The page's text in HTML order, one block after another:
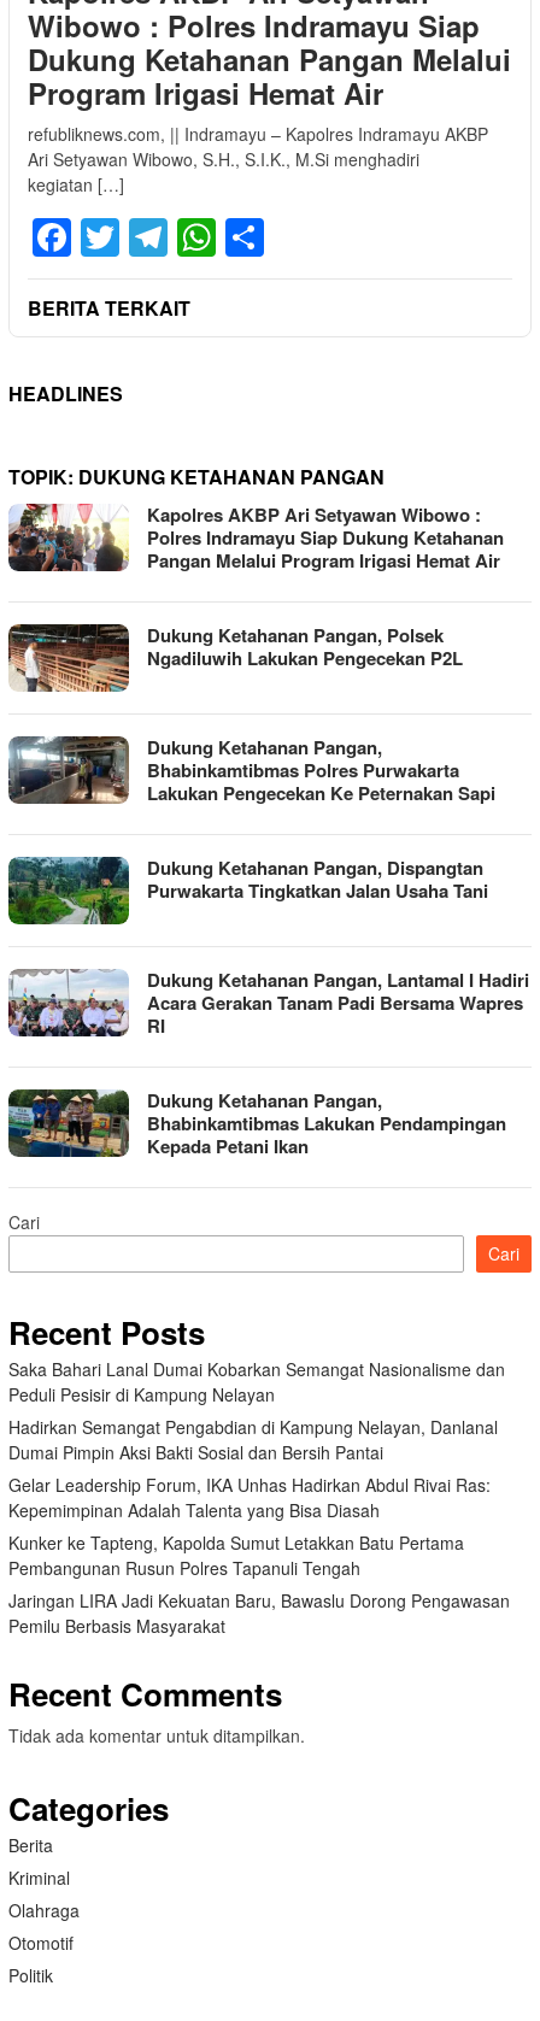
Wibowo : Polres Indramayu Siap
Dukung Ketahanan Pangan Melalui
Program Irigasi Hemat Air
refubliknews.com, || Indramayu – Kapolres Indramayu AKBP
Ari Setyawan Wibowo, S.H., S.I.K., M.Si menghadiri
kegiatan […]
Facebook
Twitter
Telegram
WhatsApp
BERITA TERKAIT
HEADLINES
TOPIK: DUKUNG KETAHANAN PANGAN
Kapolres AKBP Ari Setyawan Wibowo :
Polres Indramayu Siap Dukung Ketahanan
Pangan Melalui Program Irigasi Hemat Air
Dukung Ketahanan Pangan, Polsek
Ngadiluwih Lakukan Pengecekan P2L
Dukung Ketahanan Pangan,
Bhabinkamtibmas Polres Purwakarta
Lakukan Pengecekan Ke Peternakan Sapi
Dukung Ketahanan Pangan, Dispangtan
Purwakarta Tingkatkan Jalan Usaha Tani
Dukung Ketahanan Pangan, Lantamal I Hadiri
Acara Gerakan Tanam Padi Bersama Wapres
RI
Dukung Ketahanan Pangan,
Bhabinkamtibmas Lakukan Pendampingan
Kepada Petani Ikan
Cari
Cari
Recent Posts
Saka Bahari Lanal Dumai Kobarkan Semangat Nasionalisme dan
Peduli Pesisir di Kampung Nelayan
Hadirkan Semangat Pengabdian di Kampung Nelayan, Danlanal
Dumai Pimpin Aksi Bakti Sosial dan Bersih Pantai
Gelar Leadership Forum, IKA Unhas Hadirkan Abdul Rivai Ras:
Kepemimpinan Adalah Talenta yang Bisa Diasah
Kunker ke Tapteng, Kapolda Sumut Letakkan Batu Pertama
Pembangunan Rusun Polres Tapanuli Tengah
Jaringan LIRA Jadi Kekuatan Baru, Bawaslu Dorong Pengawasan
Pemilu Berbasis Masyarakat
Recent Comments
Tidak ada komentar untuk ditampilkan.
Categories
Berita
Kriminal
Olahraga
Otomotif
Politik